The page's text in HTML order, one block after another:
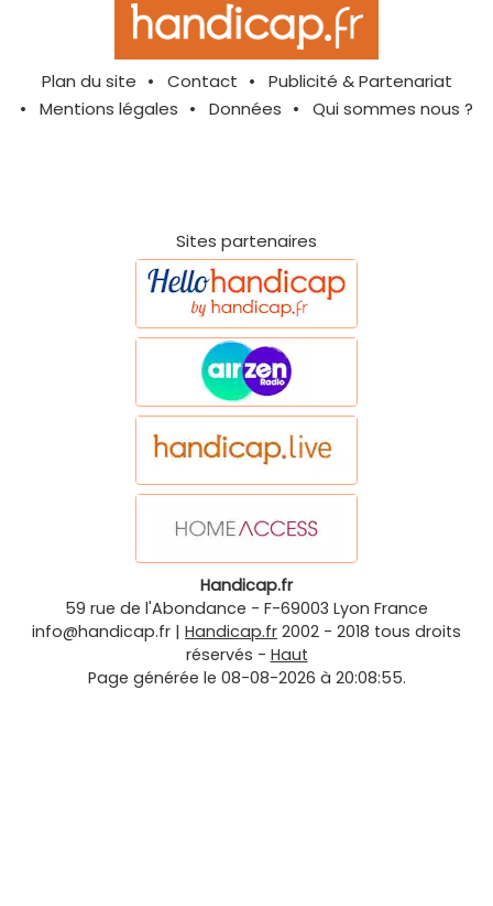
Plan du site Contact
Publicité & Partenariat
Mentions légales
Données Qui sommes nous ?
Sites partenaires
Handicap.fr
59 rue de l'Abondance - F-69003 Lyon France
info@handicap.fr | Handicap.fr 2002 - 2018 tous droits
réservés - Haut
Page générée le 08-08-2026 à 20:08:55.